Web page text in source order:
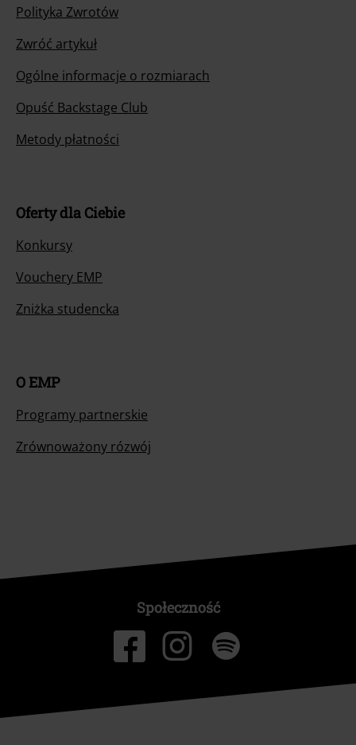
Polityka Zwrotów
Zwróć artykuł
Ogólne informacje o rozmiarach
Opuść Backstage Club
Metody płatności
Oferty dla Ciebie
Konkursy
Vouchery EMP
Zniżka studencka
O EMP
Programy partnerskie
Zrównoważony rózwój
Społeczność